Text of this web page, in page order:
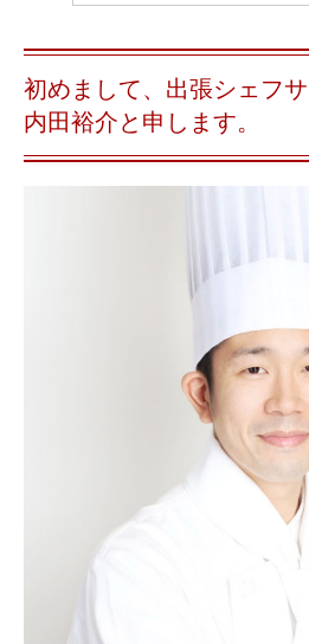
初めまして、出張シェフ
内田裕介と申します。